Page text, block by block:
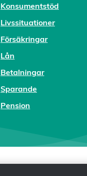
Konsumentstöd
Livssituationer
Försäkringar
Lån
Betalningar
Sparande
Pension